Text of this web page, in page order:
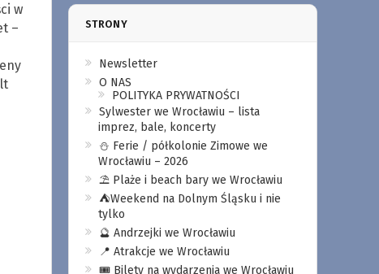
w
–
STRONY
Newsletter
O NAS
POLITYKA PRYWATNOŚCI
Sylwester we Wrocławiu – lista
imprez, bale, koncerty
⛄️ Ferie / półkolonie Zimowe we
Wrocławiu – 2026
⛱️ Plaże i beach bary we Wrocławiu
⛺️Weekend na Dolnym Śląsku i nie
tylko
🔮 Andrzejki we Wrocławiu
📍 Atrakcje we Wrocławiu
🎟️ Bilety na wydarzenia we Wrocławiu